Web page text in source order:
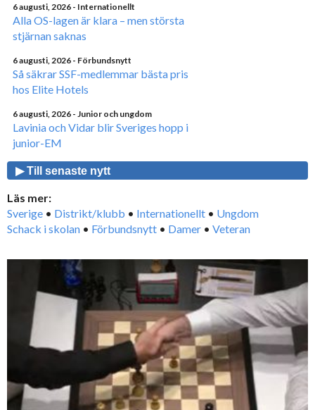
6 augusti, 2026 - Internationellt
Alla OS-lagen är klara – men största
stjärnan saknas
6 augusti, 2026 - Förbundsnytt
Så säkrar SSF-medlemmar bästa pris
hos Elite Hotels
6 augusti, 2026 - Junior och ungdom
Lavinia och Vidar blir Sveriges hopp i
junior-EM
▶ Till senaste nytt
Läs mer:
Sverige • Distrikt/klubb • Internationellt • Ungdom
Schack i skolan • Förbundsnytt • Damer • Veteran